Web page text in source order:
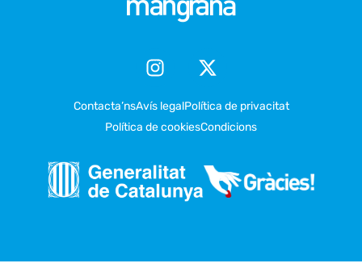
Contacta’nsAvís legalPolítica de privacitat
Política de cookiesCondicions